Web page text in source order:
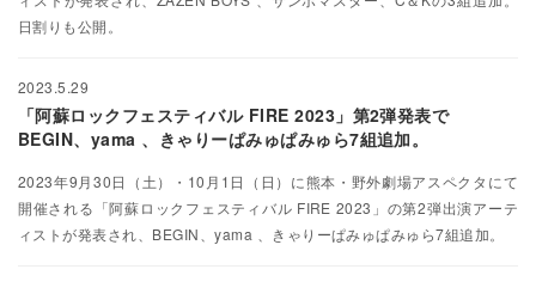
日割りも公開。
2023.5.29
「阿蘇ロックフェスティバル FIRE 2023」第2弾発表で
BEGIN、yama 、きゃりーぱみゅぱみゅら7組追加。
2023年9月30日（土）・10月1日（日）に熊本・野外劇場アスペクタにて
開催される「阿蘇ロックフェスティバル FIRE 2023」の第2弾出演アーテ
ィストが発表され、BEGIN、yama 、きゃりーぱみゅぱみゅら7組追加。